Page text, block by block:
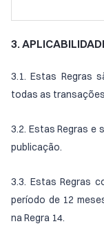
3.
3.1. Estas Regras
todas as
3.2. Estas Regras e
publicação.
3.3. Estas Regras
período de 12
na Regra 14.